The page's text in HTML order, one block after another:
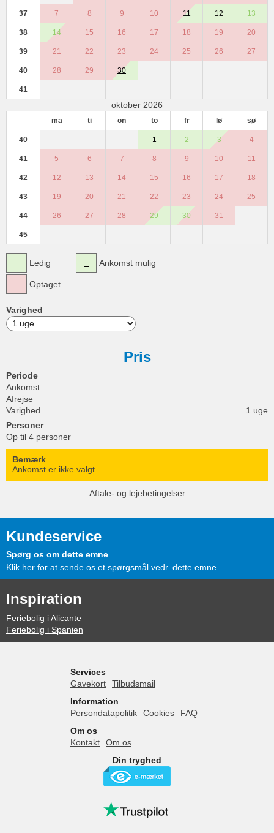
37 7 8 9 10 11 12 13
38 14 15 16 17 18 19 20
39 21 22 23 24 25 26 27
40 28 29 30
41
oktober 2026
ma ti on to fr lø sø
40 1 2 3 4
41 5 6 7 8 9 10 11
42 12 13 14 15 16 17 18
43 19 20 21 22 23 24 25
44 26 27 28 29 30 31
45
Ledig
Optaget
Ankomst mulig
Varighed
Pris
Periode
Ankomst
Afrejse
Varighed
1 uge
Personer
Op til 4 personer
Bemærk
Ankomst er ikke valgt.
Aftale- og lejebetingelser
Kundeservice
Spørg os om dette emne
Klik her for at sende os et spørgsmål vedr. dette emne.
Inspiration
Feriebolig i Alicante
Feriebolig i Spanien
Services
Gavekort
Tilbudsmail
Information
Persondatapolitik
Cookies
FAQ
Om os
Kontakt
Om os
Din tryghed